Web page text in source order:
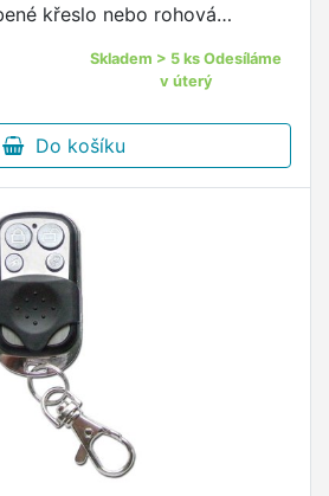
křeslo nebo rohová
…
Skladem > 5 ks Odesíláme
v úterý
Do košíku